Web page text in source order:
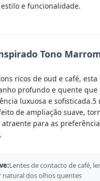
e funcionalidade.
Tono
ricos de oud e café,
profundo e quente que
luxuosa e
de ampliação suave,
para as
Lentes de contacto de café,
natural dos olhos quentes